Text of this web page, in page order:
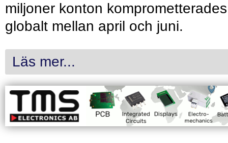
miljoner konton komprometterades
globalt mellan april och juni.
Läs mer...